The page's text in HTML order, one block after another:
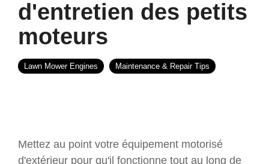
d'entretien des petits
moteurs
Lawn Mower Engines Maintenance & Repair Tips
Mettez au point votre équipement motorisé
d'extérieur pour qu'il fonctionne tout au long de